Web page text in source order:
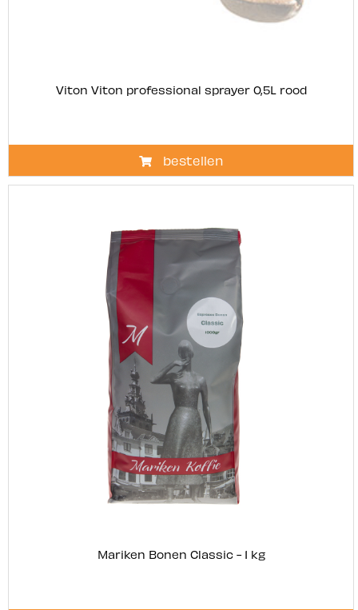
Viton Viton professional sprayer 0,5L rood
bestellen
Mariken Bonen Classic - 1 kg